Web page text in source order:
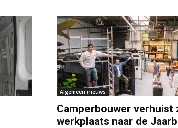
Algemeen nieuws
Camperbouwer verhuist
werkplaats naar de